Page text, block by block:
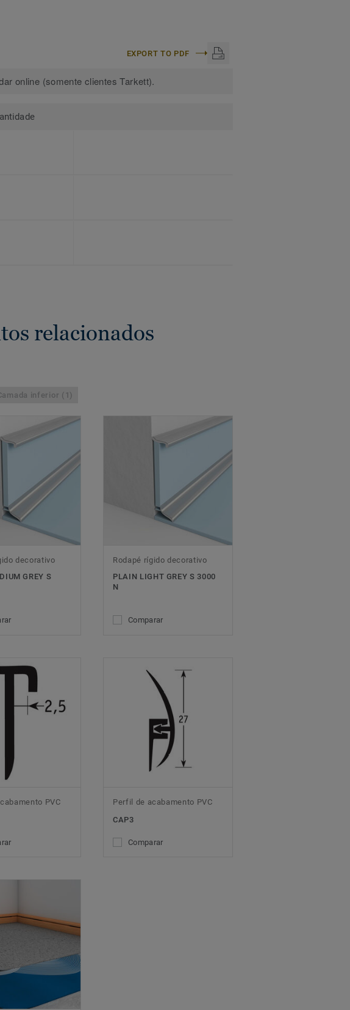
EXPORT TO PDF
online (somente clientes Tarkett).
relacionados
inferior (1)
decorativo
GREY S
Rodapé rígido decorativo
PLAIN LIGHT GREY S 3000
N
Comparar
PVC
Perfil de acabamento PVC
CAP3
Comparar